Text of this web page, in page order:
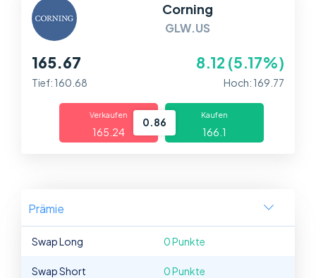
Help Centre Corning
GLW.US
165.67 8.12 (5.17%)
Tief: 160.68 Hoch: 169.77
Verkaufen
165.24
0.86
Kaufen
166.1
Prämie
Swap Long 0 Punkte
Swap Short 0 Punkte